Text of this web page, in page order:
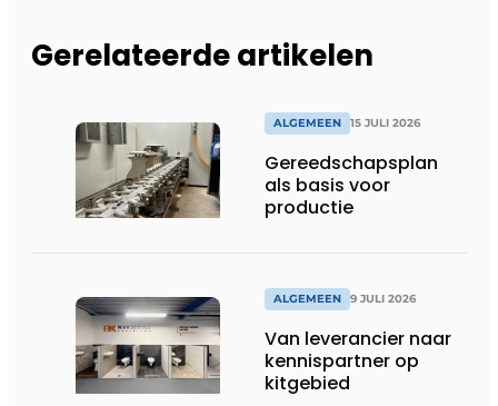
Gerelateerde artikelen
ALGEMEEN 15 JULI 2026
Gereedschapsplan
als basis voor
productie
ALGEMEEN 9 JULI 2026
Van leverancier naar
kennispartner op
kitgebied